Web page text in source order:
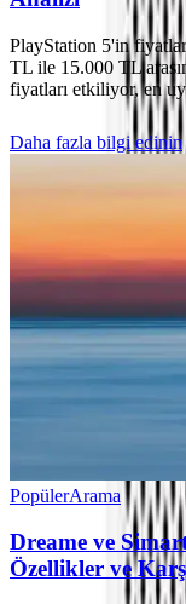
PlayStation 5'in
TL ile 15.000 TL
fiyatları etkiliyor, en
Daha fazla bilgi edinin
PopülerArama
Dreame ve
Özellikler ve